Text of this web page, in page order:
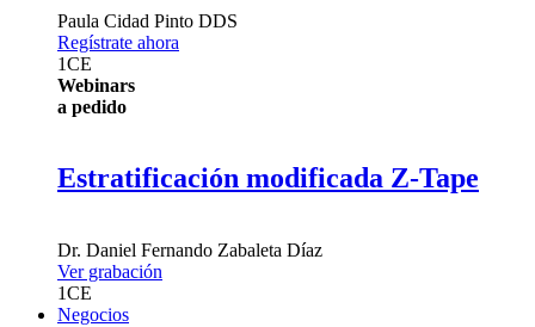
Paula Cidad Pinto DDS
Regístrate ahora
1CE
Webinars
a pedido
Estratificación modificada Z-Tape
Dr. Daniel Fernando Zabaleta Díaz
Ver grabación
1CE
Negocios